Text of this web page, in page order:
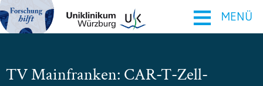
≡ MENÜ
TV Mainfranken: CAR-T-Zell-